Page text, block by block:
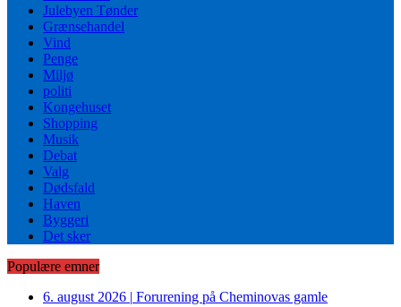
Julebyen Tønder
Grænsehandel
Vind
Penge
Miljø
politi
Kongehuset
Shopping
Musik
Debat
Valg
Dødsfald
Haven
Byggeri
Det sker
Populære emner
6. august 2026 | Forurening på Cheminovas gamle